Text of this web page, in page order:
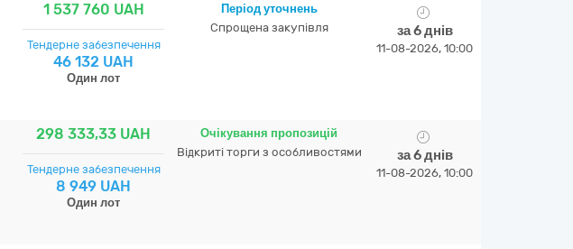
1 537 760 UAH
Тендерне забезпечення
46 132 UAH
Один лот
Період уточнень
Спрощена закупівля
за 6 днів
11-08-2026, 10:00
298 333,33 UAH
Тендерне забезпечення
8 949 UAH
Один лот
Очікування пропозицій
Відкриті торги з особливостями
за 6 днів
11-08-2026, 10:00